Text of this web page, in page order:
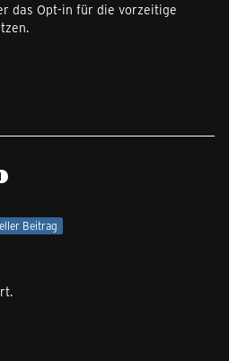
das Opt‑in für die vorzeitige
Beitrag